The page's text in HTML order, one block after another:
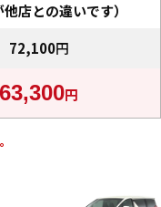
他店との違いです）
72,100円
63,300円